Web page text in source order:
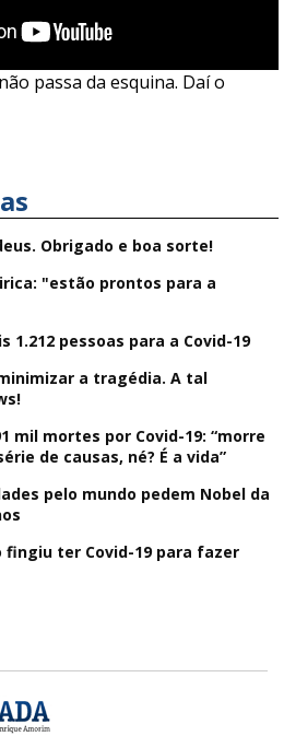
passa da esquina. Daí o
Obrigado e boa sorte!
"estão prontos para a
1.212 pessoas para a Covid-19
a tragédia. A tal
mil mortes por Covid-19: “morre
de causas, né? É a vida”
pelo mundo pedem Nobel da
fingiu ter Covid-19 para fazer